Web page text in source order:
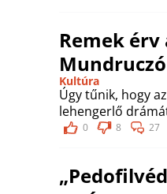
Remek
Kultúra
Úgy tűnik, hogy
lehengerlő
0 8 27